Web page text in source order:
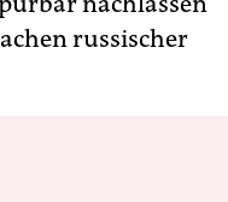
russischer